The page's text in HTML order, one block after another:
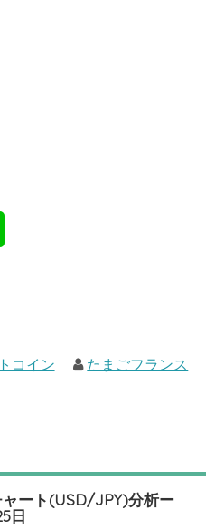
コイン たまごフランス
ャート(USD/JPY)分析ー
日